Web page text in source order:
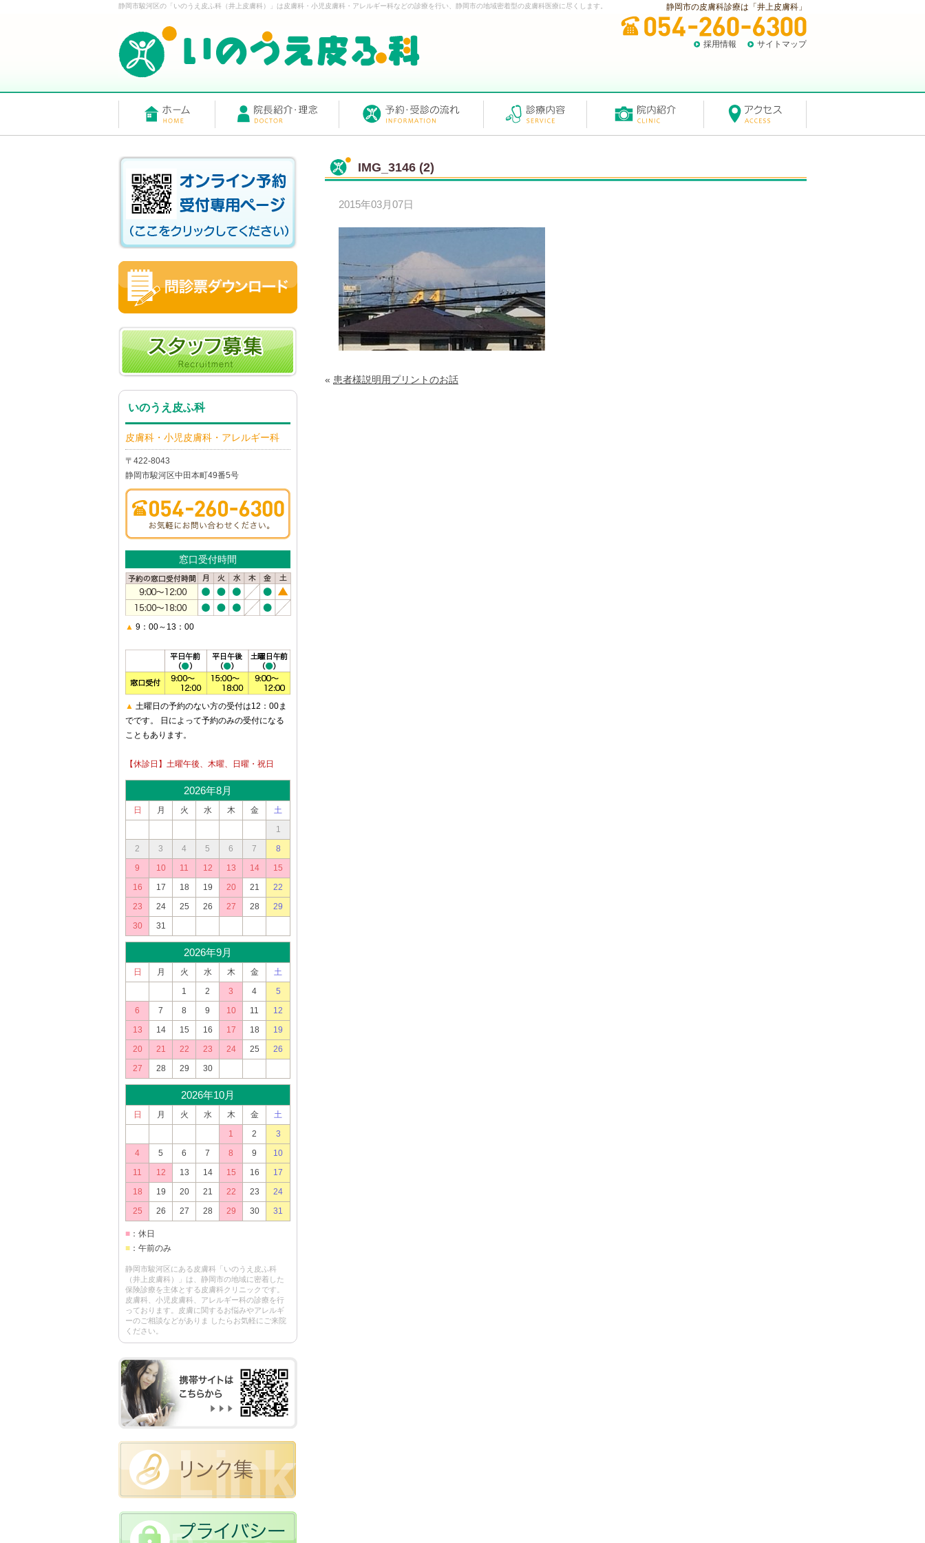
静岡市駿河区の「いのうえ皮ふ科（井上皮膚科）」は皮膚科・小児皮膚科・アレルギー科などの診療を行い、静岡市の地域密着型の皮膚科医療に尽くします。 静岡市の皮膚科診療は「井上皮膚科」
採用情報 サイトマップ
IMG_3146 (2)
2015年03月07日
« 患者様説明用プリントのお話
いのうえ皮ふ科
皮膚科・小児皮膚科・アレルギー科
〒422-8043
静岡市駿河区中田本町49番5号
窓口受付時間
▲ 9：00～13：00
▲ 土曜日の予約のない方の受付は12：00ま
でです。 日によって予約のみの受付になる
こともあります。
【休診日】土曜午後、木曜、日曜・祝日
2026年8月
日 月 火 水 木 金
土
1
2
3 4 5 6 7
8
9
10 11 12 13 14
15
16
17 18 19 20 21
22
23
24 25 26 27 28
29
30
31
2026年9月
日 月 火 水 木 金
土
1
2 3 4
5
6
7 8 9 10 11
12
13
14 15 16 17 18
19
20
21 22 23 24 25
26
27
28 29 30
2026年10月
日 月 火 水 木 金
土
1
2
3
4
5 6 7 8 9
10
11
12 13 14 15 16
17
18
19 20 21 22 23
24
25
26 27 28 29 30 31
■ ：休日
■ ：午前のみ
静岡市駿河区にある皮膚科「いのうえ皮ふ科
（井上皮膚科）」は、静岡市の地域に密着した
保険診療を主体とする皮膚科クリニックです。
皮膚科、小児皮膚科、アレルギー科の診療を行
っております。皮膚に関するお悩みやアレルギ
ーのご相談などがありま したらお気軽にご来院
ください。